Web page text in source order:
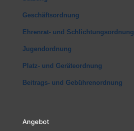
Geschäftsordnung
Ehrenrat- und Schlichtungsordnung
Jugendordnung
Platz- und Geräteordnung
Beitrags- und Gebührenordnung
Angebot